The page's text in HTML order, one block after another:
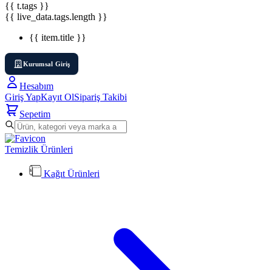
{{ t.tags }}
{{ live_data.tags.length }}
{{ item.title }}
Kurumsal Giriş
Hesabım
Giriş YapKayıt OlSipariş Takibi
Sepetim
Temizlik Ürünleri
Kağıt Ürünleri